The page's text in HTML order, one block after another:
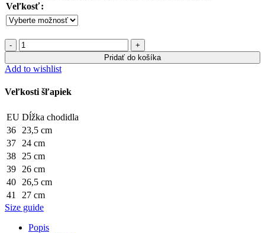
Veľkosť
množstvo
Šľapky
ZDA
Royal
Pridať do košíka
Add to wishlist
Veľkosti šľapiek
EU Dĺžka chodidla
36
23,5 cm
37
24 cm
38
25 cm
39
26 cm
40
26,5 cm
41
27 cm
Size guide
Popis